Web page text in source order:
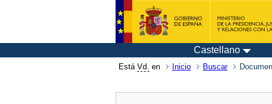
Castellano
Está Vd. en Inicio Buscar